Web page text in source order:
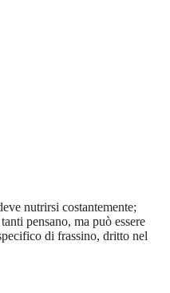
nutrirsi costantemente;
pensano, ma può essere
di frassino, dritto nel